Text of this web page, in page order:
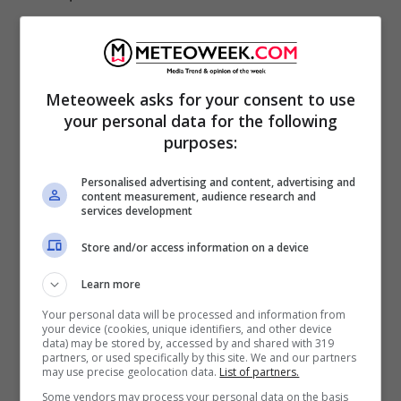
Si tratta di vaccini provati e testati per
decenni. Un vaccino proteico è stato usato
per la vaccinazione contro l’epatite B dal
1986, e per l’immunizzazione contro l’HPV da
diversi anni. Non si è registrato un accumulo
Meteoweek asks for your consent to use
your personal data for the following
purposes:
Personalised advertising and content, advertising and
content measurement, audience research and
services development
Store and/or access information on a device
Learn more
Your personal data will be processed and information from
your device (cookies, unique identifiers, and other device
data) may be stored by, accessed by and shared with 319
partners, or used specifically by this site. We and our partners
may use precise geolocation data. List of partners.
Some vendors may process your personal data on the basis